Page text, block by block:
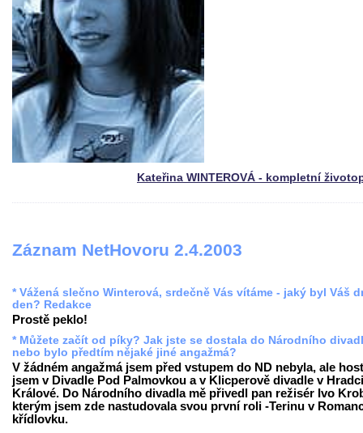
Kateřina WINTEROVÁ - kompletní
Záznam NetHovoru 2.4.2003
* Vážená slečno Winterová, srdečně Vás vítáme - jaký byl Váš
den? Redakce
Prostě peklo!
* Můžete začít od píky? Jak jste se dostala do Národního
nebo bylo předtím nějaké jiné angažmá?
V žádném angažmá jsem před vstupem do ND nebyla, ale
jsem v Divadle Pod Palmovkou a v Klicperově divadle v Hradci
Králové. Do Národního divadla mě přivedl pan režisér Ivo
kterým jsem zde nastudovala svou první roli -Terinu v
křídlovku.